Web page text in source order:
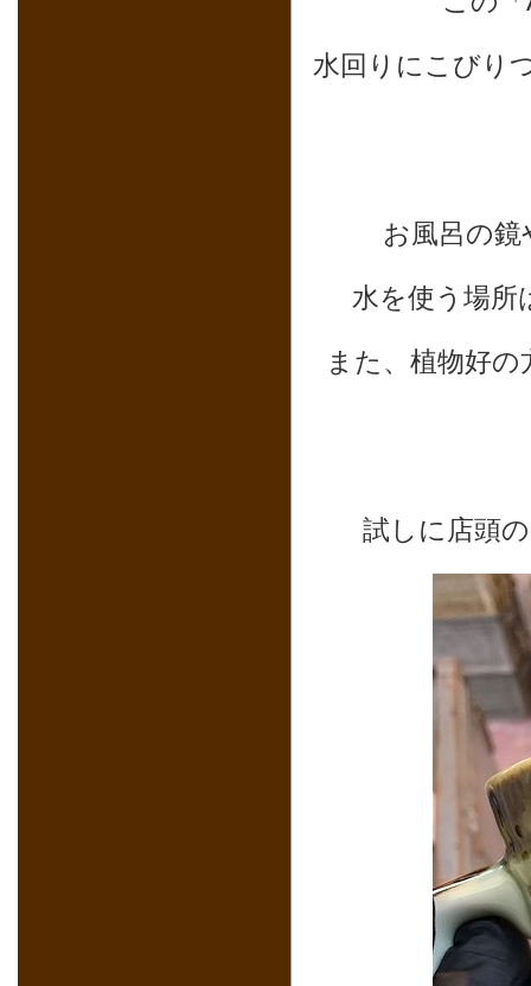
水回りにこびり
お風呂の
水を使う場所
また、植物好
試しに店頭